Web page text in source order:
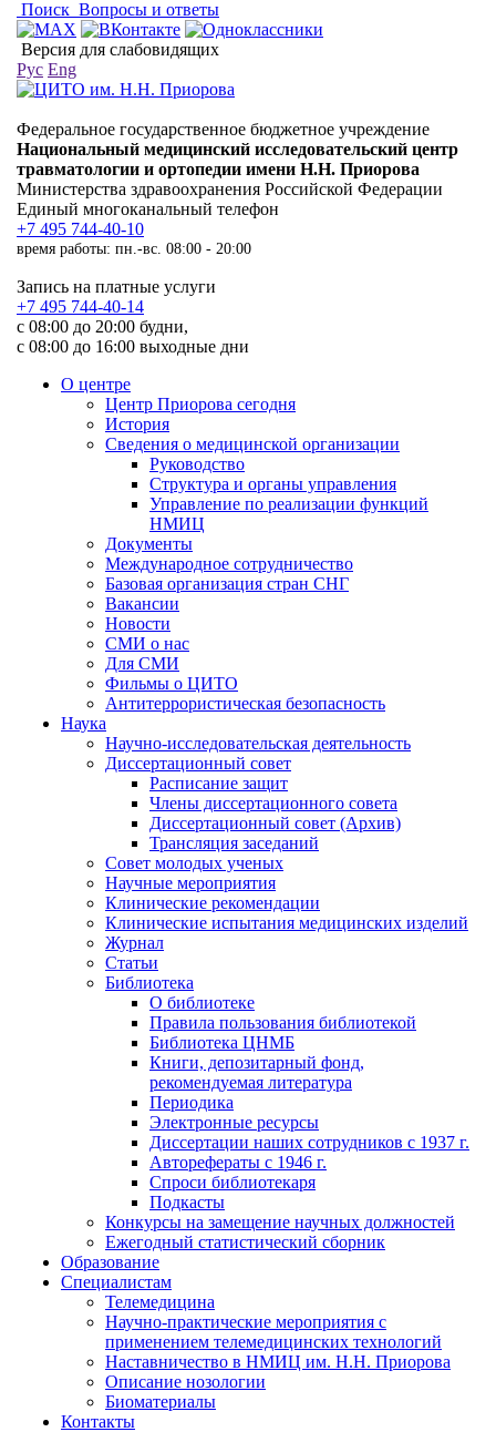
Поиск Вопросы и ответы
Версия для слабовидящих
Рус Eng
Федеральное государственное бюджетное учреждение
Национальный медицинский исследовательский центр
травматологии и ортопедии имени Н.Н. Приорова
Министерства здравоохранения Российской Федерации
Единый многоканальный телефон
+7 495 744-40-10
время работы: пн.-вс. 08:00 - 20:00
Запись на платные услуги
+7 495 744-40-14
с 08:00 до 20:00 будни,
с 08:00 до 16:00 выходные дни
О центре
Центр Приорова сегодня
История
Сведения о медицинской организации
Руководство
Структура и органы управления
Управление по реализации функций
НМИЦ
Документы
Международное сотрудничество
Базовая организация стран СНГ
Вакансии
Новости
СМИ о нас
Для СМИ
Фильмы о ЦИТО
Антитеррористическая безопасность
Наука
Научно-исследовательская деятельность
Диссертационный совет
Расписание защит
Члены диссертационного совета
Диссертационный совет (Архив)
Трансляция заседаний
Совет молодых ученых
Научные мероприятия
Клинические рекомендации
Клинические испытания медицинских изделий
Журнал
Статьи
Библиотека
О библиотеке
Правила пользования библиотекой
Библиотека ЦНМБ
Книги, депозитарный фонд,
рекомендуемая литература
Периодика
Электронные ресурсы
Диссертации наших сотрудников с 1937 г.
Авторефераты с 1946 г.
Спроси библиотекаря
Подкасты
Конкурсы на замещение научных должностей
Ежегодный статистический сборник
Образование
Специалистам
Телемедицина
Научно-практические мероприятия с
применением телемедицинских технологий
Наставничество в НМИЦ им. Н.Н. Приорова
Описание нозологии
Биоматериалы
Контакты